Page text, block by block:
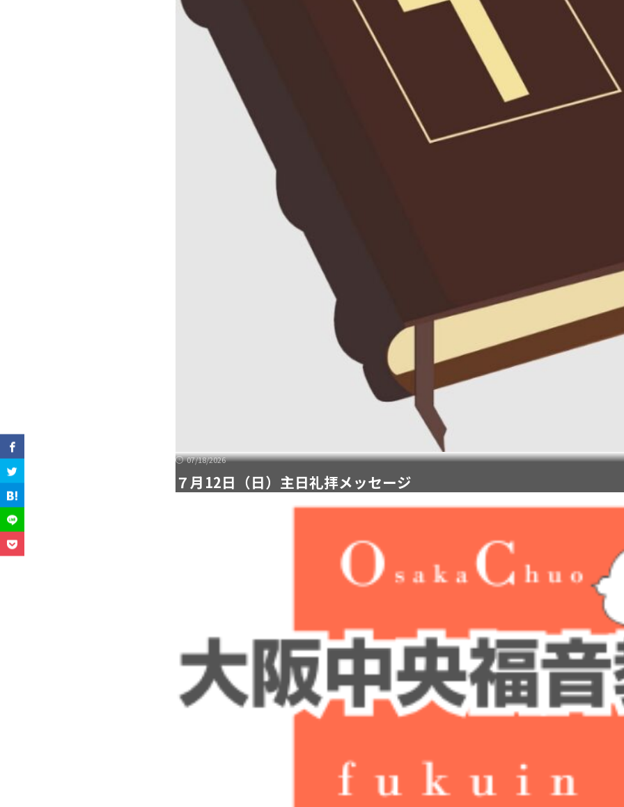
07/18/2026
７月12日（日）主日礼拝メッセージ